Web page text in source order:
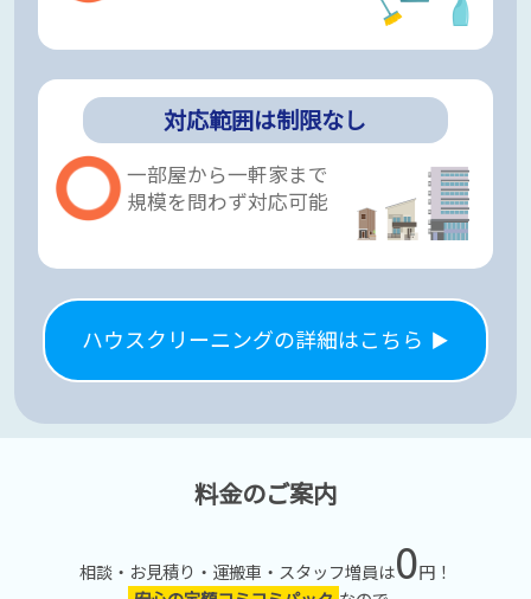
対応範囲は制限なし
一部屋から一軒家まで
規模を問わず対応可能
ハウスクリーニングの詳細はこちら
料金のご案内
相談・お見積り・運搬車・スタッフ増員は0円！